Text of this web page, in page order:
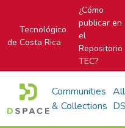
Tecnológico
de Costa Rica
¿Cómo
publicar en
el
Repositorio
TEC?
Communities
& Collections